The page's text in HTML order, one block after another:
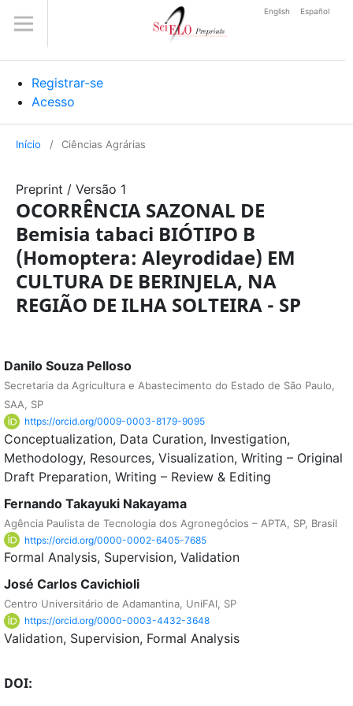
Registrar-se
Acesso
English Español
Início / Ciências Agrárias
Preprint / Versão 1
OCORRÊNCIA SAZONAL DE
Bemisia tabaci BIÓTIPO B
(Homoptera: Aleyrodidae) EM
CULTURA DE BERINJELA, NA
REGIÃO DE ILHA SOLTEIRA - SP
Danilo Souza Pelloso
Secretaria da Agricultura e Abastecimento do Estado de São Paulo,
SAA, SP
https://orcid.org/0009-0003-8179-9095
Conceptualization Data Curation Investigation
Methodology Resources Visualization Writing – Original
Draft Preparation Writing – Review & Editing
Fernando Takayuki Nakayama
Agência Paulista de Tecnologia dos Agronegócios – APTA, SP, Brasil
https://orcid.org/0000-0002-6405-7685
Formal Analysis Supervision Validation
José Carlos Cavichioli
Centro Universitário de Adamantina, UniFAI, SP
https://orcid.org/0000-0003-4432-3648
Validation Supervision Formal Analysis
DOI: